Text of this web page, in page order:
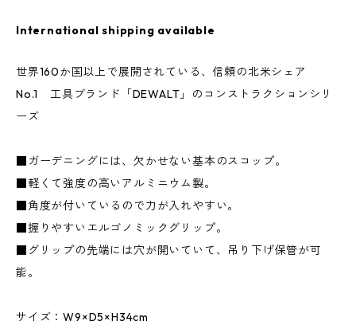
International shipping available
世界160か国以上で展開されている、信頼の北米シェア
No.1 工具ブランド「DEWALT」のコンストラクションシリ
ーズ
■ガーデニングには、欠かせない基本のスコップ。
■軽くて強度の高いアルミニウム製。
■角度が付いているので力が入れやすい。
■握りやすいエルゴノミックグリップ。
■グリップの先端には穴が開いていて、吊り下げ保管が可
能。
サイズ：W9×D5×H34cm